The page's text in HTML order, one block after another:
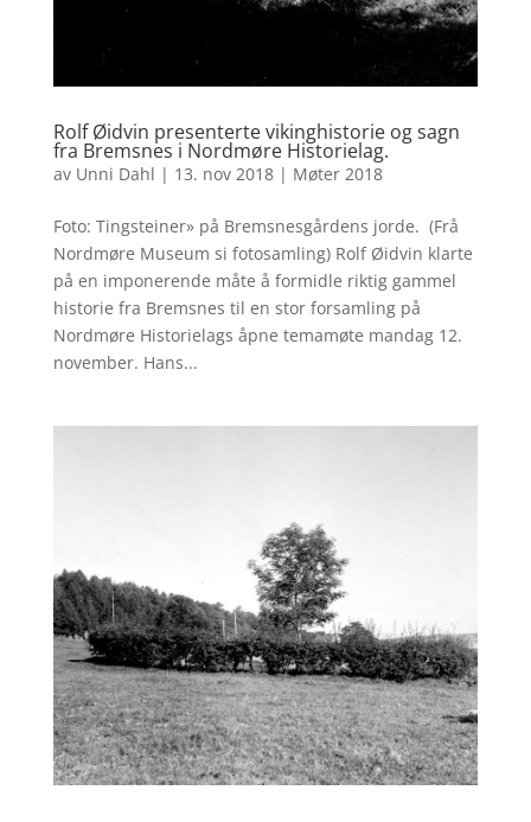
Rolf Øidvin presenterte vikinghistorie og sagn
fra Bremsnes i Nordmøre Historielag.
av Unni Dahl | 13. nov 2018| Møter 2018
Foto: Tingsteiner» på Bremsnesgårdens jorde. (Frå
Nordmøre Museum si fotosamling) Rolf Øidvin klarte
på en imponerende måte å formidle riktig gammel
historie fra Bremsnes til en stor forsamling på
Nordmøre Historielags åpne temamøte mandag 12.
november. Hans...